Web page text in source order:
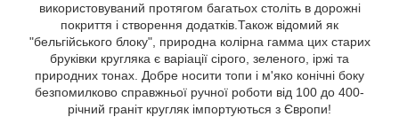
використовуваний протягом багатьох століть в дорожні
покриття і створення додатків.Також відомий як
"бельгійського блоку", природна колірна гамма цих старих
бруківки кругляка є варіації сірого, зеленого, іржі та
природних тонах. Добре носити топи і м'яко конічні боку
безпомилково справжньої ручної роботи від 100 до 400-
річний граніт кругляк імпортуються з Європи!